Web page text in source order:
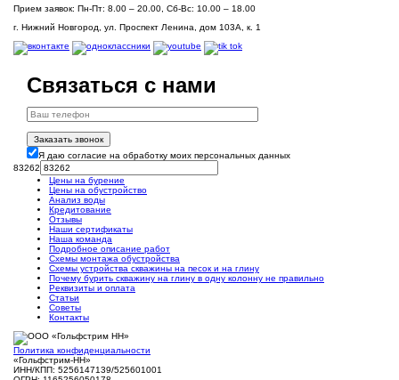
Прием заявок: Пн-Пт: 8.00 – 20.00, Сб-Вс: 10.00 – 18.00
г. Нижний Новгород, ул. Проспект Ленина, дом 103А, к. 1
Связаться с нами
Заказать звонок
Я даю согласие на обработку моих персональных данных
83262
Цены на бурение
Цены на обустройство
Анализ воды
Кредитование
Отзывы
Наши сертификаты
Наша команда
Подробное описание работ
Схемы монтажа обустройства
Схемы устройства скважины на песок и на глину
Почему бурить скважину на глину в одну колонну не правильно
Реквизиты и оплата
Статьи
Советы
Контакты
Политика конфиденциальности
«Гольфстрим-НН»
ИНН/КПП: 5256147139/525601001